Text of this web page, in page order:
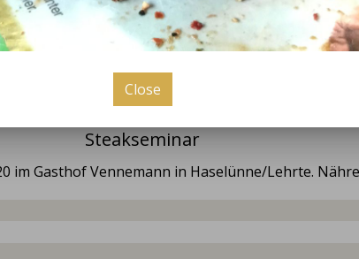
news
Steakseminar
im Gasthof Vennemann in Haselünne/Lehrte.
Close